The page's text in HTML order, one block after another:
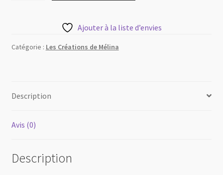
de
Ajouter à la liste d’envies
Catégorie : Les Créations de Mélina
Description
Avis (0)
Description